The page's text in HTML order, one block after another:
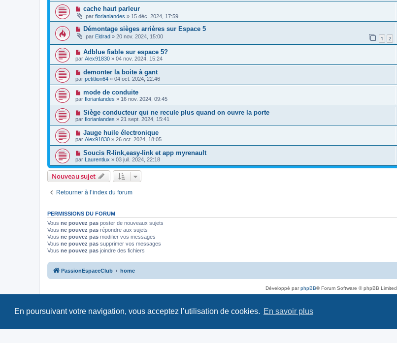
En poursuivant votre navigation, vous acceptez l’utilisation de cookies. En savoir plus
cache haut parleur
par florianlandes » 15 déc. 2024, 17:59
Démontage sièges arrières sur Espace 5
par Eldrad » 20 nov. 2024, 15:00 1 2
Adblue fiable sur espace 5?
par Alex91830 » 04 nov. 2024, 15:24
demonter la boite à gant
par petitlion64 » 04 oct. 2024, 22:46
mode de conduite
par florianlandes » 16 nov. 2024, 09:45
Siège conducteur qui ne recule plus quand on ouvre la porte
par florianlandes » 21 sept. 2024, 15:41
Jauge huile électronique
par Alex91830 » 26 oct. 2024, 18:05
Soucis R-link,easy-link et app myrenault
par Laurentlux » 03 juil. 2024, 22:18
Nouveau sujet
Retourner à l’index du forum
PERMISSIONS DU FORUM
Vous ne pouvez pas poster de nouveaux sujets
Vous ne pouvez pas répondre aux sujets
Vous ne pouvez pas modifier vos messages
Vous ne pouvez pas supprimer vos messages
Vous ne pouvez pas joindre des fichiers
PassionEspaceClub home
Développé parphpBB® Forum Software © phpBB Limited